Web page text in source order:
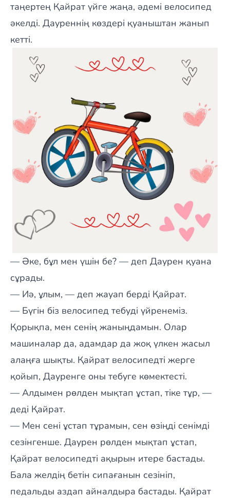
таңертең Қайрат үйге жаңа, әдемі велосипед
әкелді. Дауреннің көздері қуаныштан жанып
кетті.
— Әке, бұл мен үшін бе? — деп Даурен қуана
сұрады.
— Иә, ұлым, — деп жауап берді Қайрат.
— Бүгін біз велосипед тебуді үйренеміз.
Қорықпа, мен сенің жаныңдамын. Олар
машиналар да, адамдар да жоқ үлкен жасыл
алаңға шықты. Қайрат велосипедті жерге
қойып, Дауренге оны тебуге көмектесті.
— Алдымен рөлден мықтап ұстап, тіке тұр, —
деді Қайрат.
— Мен сені ұстап тұрамын, сен өзіңді сенімді
сезінгенше. Даурен рөлден мықтап ұстап,
Қайрат велосипедті ақырын итере бастады.
Бала желдің бетін сипағанын сезініп,
педальды аздап айналдыра бастады. Қайрат